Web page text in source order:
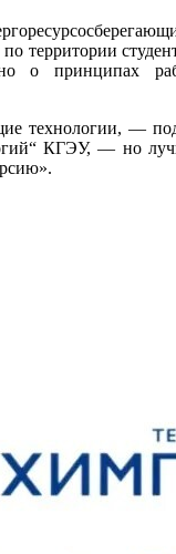
территории
о принципах
технологии, —
КГЭУ, — но